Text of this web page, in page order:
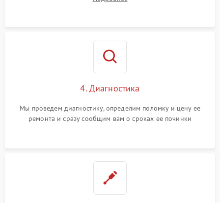
4. Диагностика
Мы проведем диагностику, определим поломку и цену ее
ремонта и сразу сообщим вам о сроках ее починки